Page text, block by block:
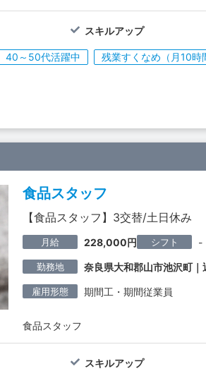
スキルアップ
40～50代活躍中 残業すくなめ（月10時
食品スタッフ
【食品スタッフ】3交替/土日休み
月給 228,000円 シフト -
勤務地 奈良県大和郡山市池沢町
雇用形態 期間工・期間従業員
食品スタッフ
スキルアップ